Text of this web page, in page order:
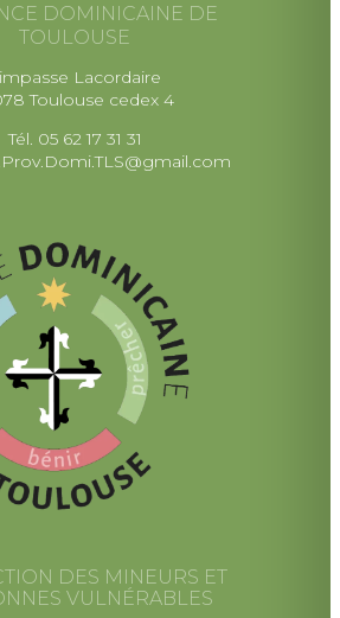
DOMINICAINE DE
TOULOUSE
Lacordaire
Toulouse cedex 4
Tél. 05 62 17 31 31
DES MINEURS ET
VULNÉRABLES